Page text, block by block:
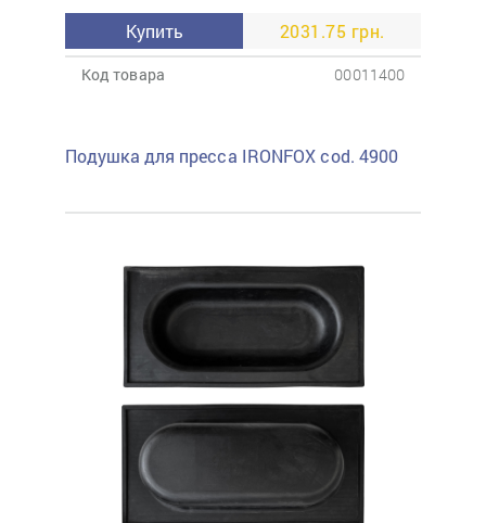
Купить 2031.75 грн.
Код товара 00011400
Подушка для пресса IRONFOX cod. 4900